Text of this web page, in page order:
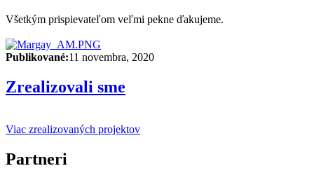
Všetkým prispievateľom veľmi pekne ďakujeme.
Publikované:11 novembra, 2020
Zrealizovali sme
Viac zrealizovaných projektov
Partneri